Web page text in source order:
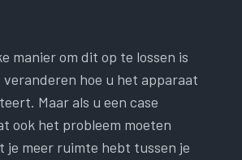
manier om dit op te lossen is
hoe u het apparaat
Maar als u een case
ook het probleem moeten
je meer ruimte hebt tussen je